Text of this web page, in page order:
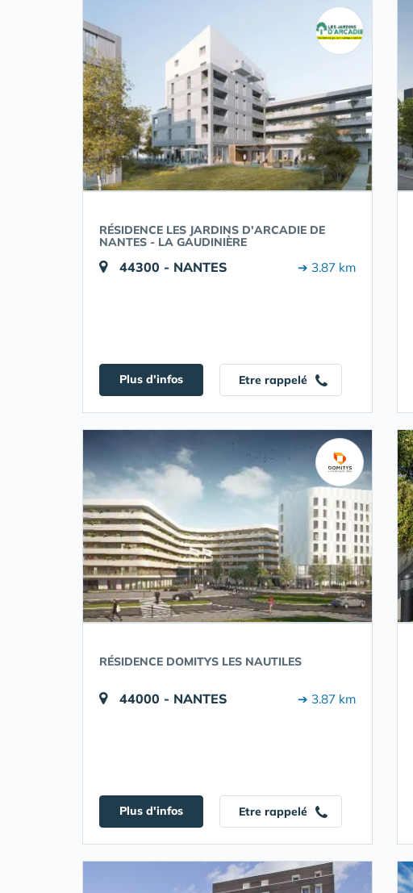
RÉSIDENCE LES JARDINS D'ARCADIE DE
NANTES - LA GAUDINIÈRE
44300 - NANTES ➔ 3.87 km
Plus d'infos Etre rappelé
RÉSIDENCE DOMITYS LES NAUTILES
44000 - NANTES ➔ 3.87 km
Plus d'infos Etre rappelé